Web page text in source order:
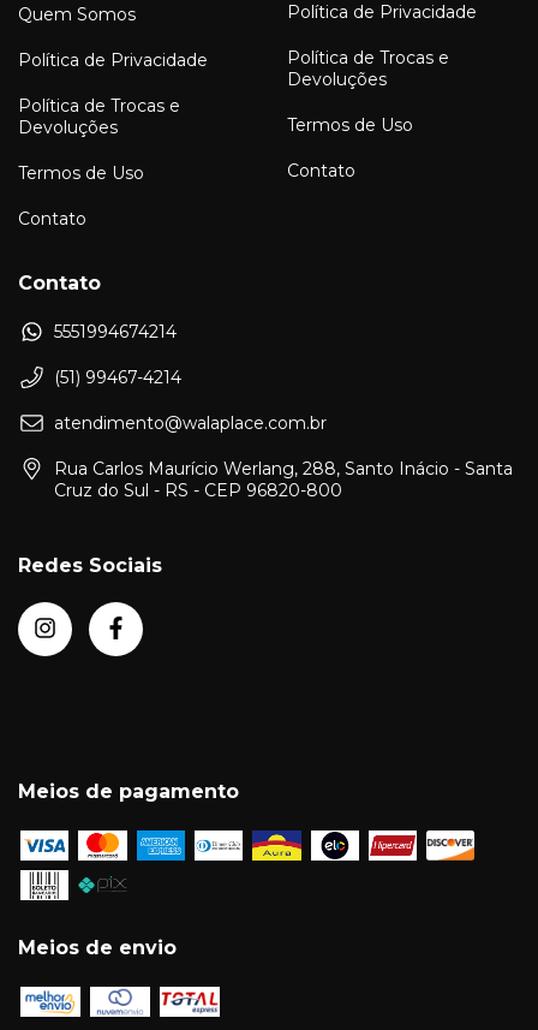
Quem Somos
Política de Privacidade
Política de Trocas e
Devoluções
Termos de Uso
Contato
Política de Privacidade
Política de Trocas e
Devoluções
Termos de Uso
Contato
Contato
5551994674214
(51) 99467-4214
atendimento@walaplace.com.br
Rua Carlos Maurício Werlang, 288, Santo Inácio - Santa
Cruz do Sul - RS - CEP 96820-800
Redes Sociais
Meios de pagamento
Meios de envio